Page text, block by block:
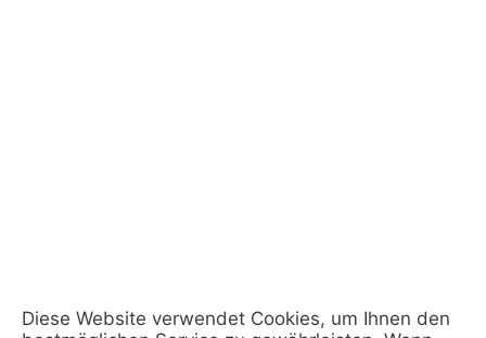
Diese Website verwendet Cookies, um Ihnen den